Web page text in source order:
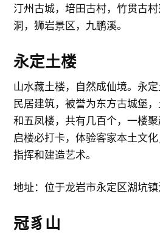
汀州古城，培田古村，竹贯古
洞，狮岩景区，九鹏溪。
永定土楼
山水藏土楼，自然成仙境。永
民居建筑，被誉为东方古城堡
和五凤楼，共有几百个，一楼
启楼必打卡，体验客家本土文
指挥和建造艺术。
地址：位于龙岩市永定区湖坑
冠豸山